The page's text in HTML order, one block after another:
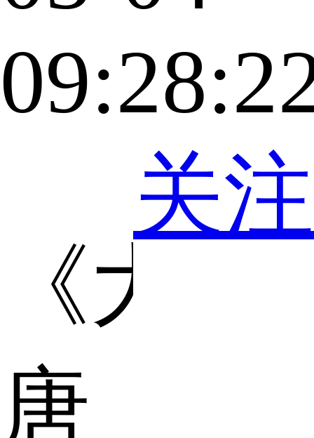
关注
《大
唐